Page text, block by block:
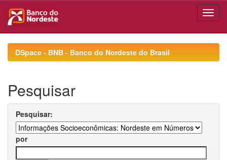
navigationDSpace - BNB - Banco do Nordeste do Brasil
Pesquisar
Pesquisar:
por